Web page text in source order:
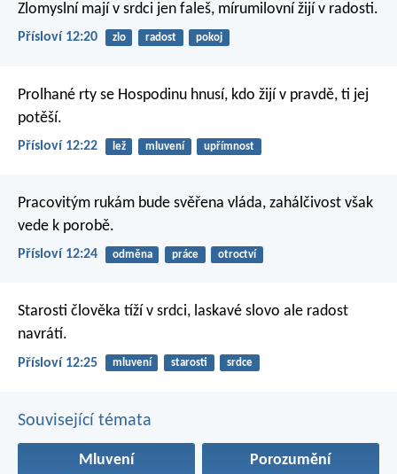
Zlomyslní mají v srdci jen faleš, mírumilovní žijí v radosti.
Přísloví 12:20 zlo radost pokoj
Prolhané rty se Hospodinu hnusí, kdo žijí v pravdě, ti jej
potěší.
Přísloví 12:22 lež mluvení upřímnost
Pracovitým rukám bude svěřena vláda, zahálčivost však
vede k porobě.
Přísloví 12:24 odměna práce otroctví
Starosti člověka tíží v srdci, laskavé slovo ale radost
navrátí.
Přísloví 12:25 mluvení starosti srdce
Související témata
Mluvení Porozumění